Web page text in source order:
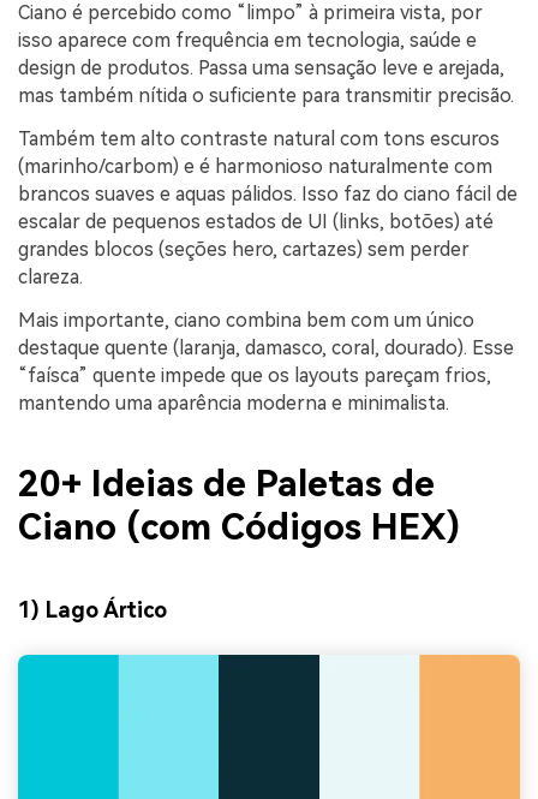
Ciano é percebido como “limpo” à primeira vista, por
isso aparece com frequência em tecnologia, saúde e
design de produtos. Passa uma sensação leve e arejada,
mas também nítida o suficiente para transmitir precisão.
Também tem alto contraste natural com tons escuros
(marinho/carbom) e é harmonioso naturalmente com
brancos suaves e aquas pálidos. Isso faz do ciano fácil de
escalar de pequenos estados de UI (links, botões) até
grandes blocos (seções hero, cartazes) sem perder
clareza.
Mais importante, ciano combina bem com um único
destaque quente (laranja, damasco, coral, dourado). Esse
“faísca” quente impede que os layouts pareçam frios,
mantendo uma aparência moderna e minimalista.
20+ Ideias de Paletas de
Ciano (com Códigos HEX)
1) Lago Ártico